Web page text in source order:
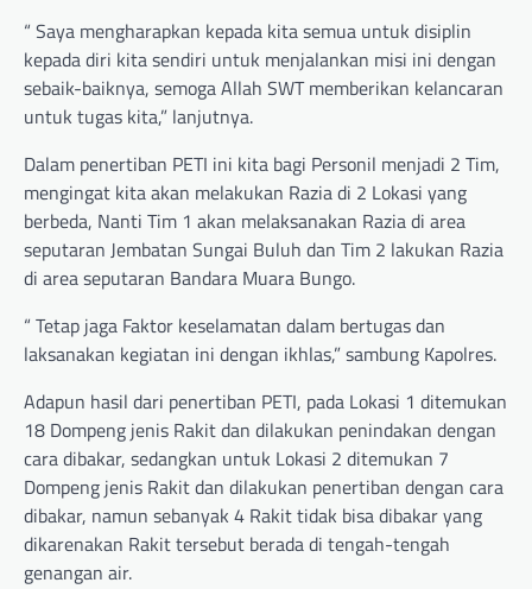
“ Saya mengharapkan kepada kita semua untuk disiplin
kepada diri kita sendiri untuk menjalankan misi ini dengan
sebaik-baiknya, semoga Allah SWT memberikan kelancaran
untuk tugas kita,” lanjutnya.
Dalam penertiban PETI ini kita bagi Personil menjadi 2 Tim,
mengingat kita akan melakukan Razia di 2 Lokasi yang
berbeda, Nanti Tim 1 akan melaksanakan Razia di area
seputaran Jembatan Sungai Buluh dan Tim 2 lakukan Razia
di area seputaran Bandara Muara Bungo.
“ Tetap jaga Faktor keselamatan dalam bertugas dan
laksanakan kegiatan ini dengan ikhlas,” sambung Kapolres.
Adapun hasil dari penertiban PETI, pada Lokasi 1 ditemukan
18 Dompeng jenis Rakit dan dilakukan penindakan dengan
cara dibakar, sedangkan untuk Lokasi 2 ditemukan 7
Dompeng jenis Rakit dan dilakukan penertiban dengan cara
dibakar, namun sebanyak 4 Rakit tidak bisa dibakar yang
dikarenakan Rakit tersebut berada di tengah-tengah
genangan air.